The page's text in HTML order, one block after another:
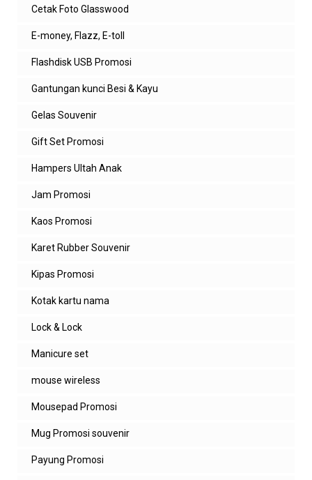
Cetak Foto Glasswood
E-money, Flazz, E-toll
Flashdisk USB Promosi
Gantungan kunci Besi & Kayu
Gelas Souvenir
Gift Set Promosi
Hampers Ultah Anak
Jam Promosi
Kaos Promosi
Karet Rubber Souvenir
Kipas Promosi
Kotak kartu nama
Lock & Lock
Manicure set
mouse wireless
Mousepad Promosi
Mug Promosi souvenir
Payung Promosi